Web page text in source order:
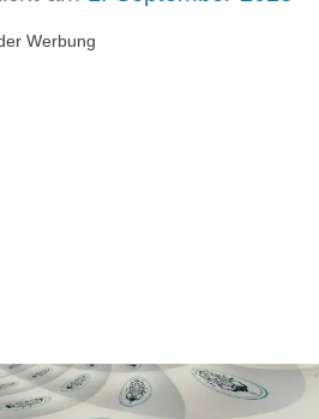
Werbung